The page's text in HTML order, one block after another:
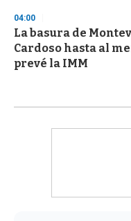
04:00
La basura de
Cardoso hasta al
prevé la IMM